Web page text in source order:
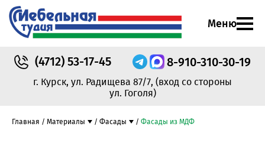
Меню
г. Курск, ул. Радищева 87/7, (вход со стороны
ул. Гоголя)
(4712) 53-17-45 8-910-310-30-19
Главная Материалы Фасады Фасады из МДФ